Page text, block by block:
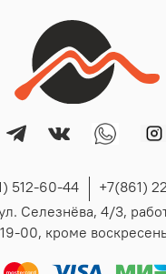
512-60-44
+7(861)
Селезнёва, 4/3,
19-00, кроме